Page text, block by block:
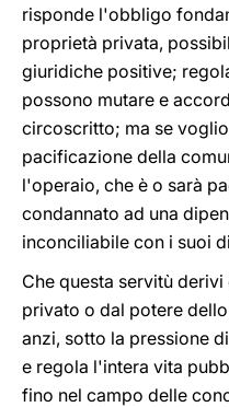
risponde l'obbligo
proprietà privata,
giuridiche positive;
possono mutare e
circoscritto; ma se
pacificazione della
l'operaio, che è o sarà
condannato ad una
inconciliabile con i suoi
Che questa servitù
privato o dal potere
anzi, sotto la pressione
e regola l'intera vita
fino nel campo delle